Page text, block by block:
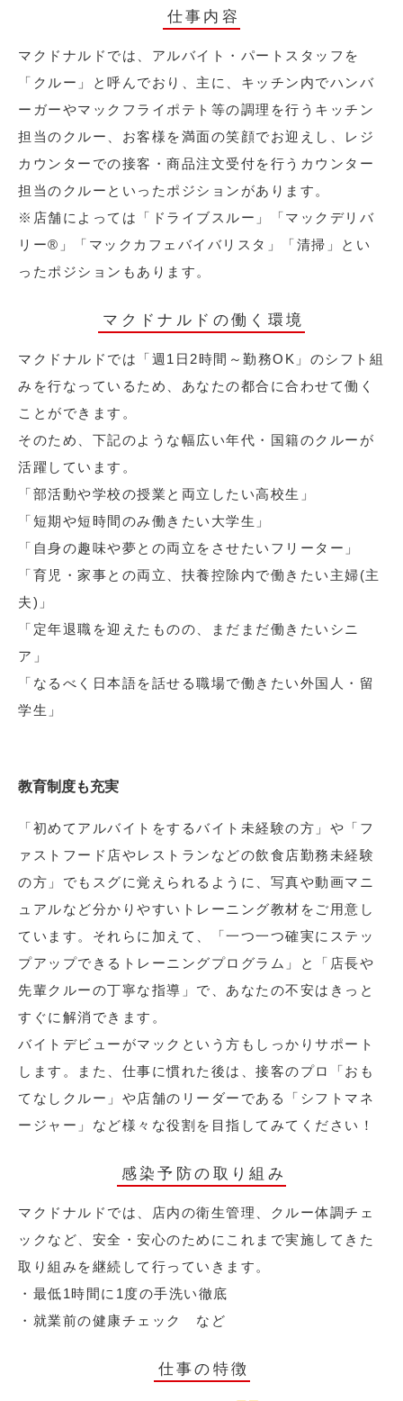
仕事内容
マクドナルドでは、アルバイト・パートスタッフを
「クルー」と呼んでおり、主に、キッチン内でハンバ
ーガーやマックフライポテト等の調理を行うキッチン
担当のクルー、お客様を満面の笑顔でお迎えし、レジ
カウンターでの接客・商品注文受付を行うカウンター
担当のクルーといったポジションがあります。
※店舗によっては「ドライブスルー」「マックデリバ
リー®︎」「マックカフェバイバリスタ」「清掃」とい
ったポジションもあります。
マクドナルドの働く環境
マクドナルドでは「週1日2時間～勤務OK」のシフト組
みを行なっているため、あなたの都合に合わせて働く
ことができます。
そのため、下記のような幅広い年代・国籍のクルーが
活躍しています。
「部活動や学校の授業と両立したい高校生」
「短期や短時間のみ働きたい大学生」
「自身の趣味や夢との両立をさせたいフリーター」
「育児・家事との両立、扶養控除内で働きたい主婦(主
夫)」
「定年退職を迎えたものの、まだまだ働きたいシニ
ア」
「なるべく日本語を話せる職場で働きたい外国人・留
学生」
教育制度も充実
「初めてアルバイトをするバイト未経験の方」や「フ
ァストフード店やレストランなどの飲食店勤務未経験
の方」でもスグに覚えられるように、写真や動画マニ
ュアルなど分かりやすいトレーニング教材をご用意し
ています。それらに加えて、「一つ一つ確実にステッ
プアップできるトレーニングプログラム」と「店長や
先輩クルーの丁寧な指導」で、あなたの不安はきっと
すぐに解消できます。
バイトデビューがマックという方もしっかりサポート
します。また、仕事に慣れた後は、接客のプロ「おも
てなしクルー」や店舗のリーダーである「シフトマネ
ージャー」など様々な役割を目指してみてください！
感染予防の取り組み
マクドナルドでは、店内の衛生管理、クルー体調チェ
ックなど、安全・安心のためにこれまで実施してきた
取り組みを継続して行っていきます。
・最低1時間に1度の手洗い徹底
・就業前の健康チェック など
仕事の特徴